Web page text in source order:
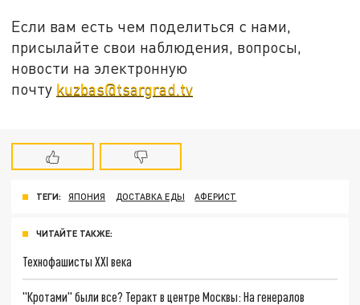
Если вам есть чем поделиться с нами,
присылайте свои наблюдения, вопросы,
новости на электронную
почту kuzbas@tsargrad.tv
ТЕГИ: ЯПОНИЯ ДОСТАВКА ЕДЫ АФЕРИСТ
ЧИТАЙТЕ ТАКЖЕ:
Технофашисты XXI века
"Кротами" были все? Теракт в центре Москвы: На генералов